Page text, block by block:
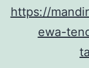
https://
ewa-